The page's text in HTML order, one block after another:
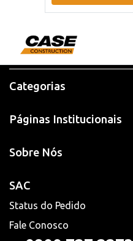
Categorias
Páginas Institucionais
Sobre Nós
SAC
Status do Pedido
Fale Conosco